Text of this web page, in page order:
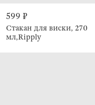
599 ₽
Стакан для виски, 270
мл,Ripply